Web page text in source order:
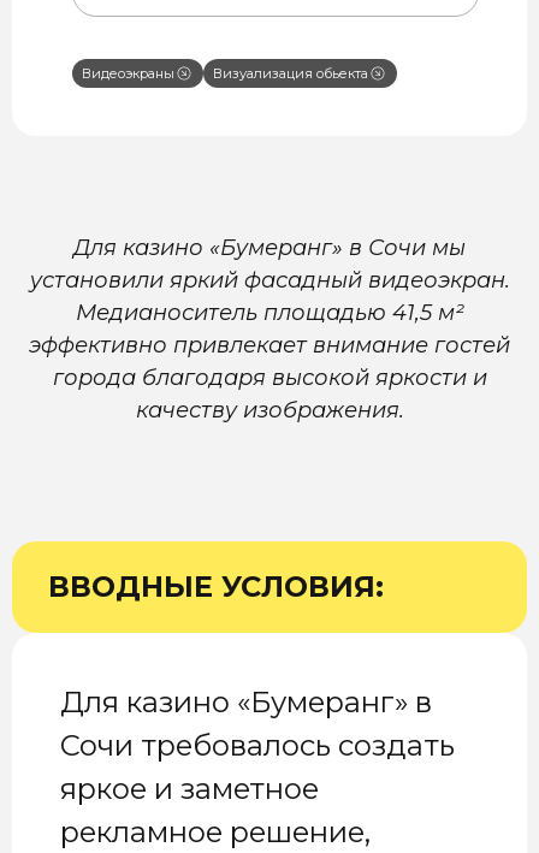
Видеоэкраны Визуализация обьекта
Для казино «Бумеранг» в Сочи мы
установили яркий фасадный видеоэкран.
Медианоситель площадью 41,5 м²
эффективно привлекает внимание гостей
города благодаря высокой яркости и
качеству изображения.
ВВОДНЫЕ УСЛОВИЯ:
Для казино «Бумеранг» в
Сочи требовалось создать
яркое и заметное
рекламное решение,